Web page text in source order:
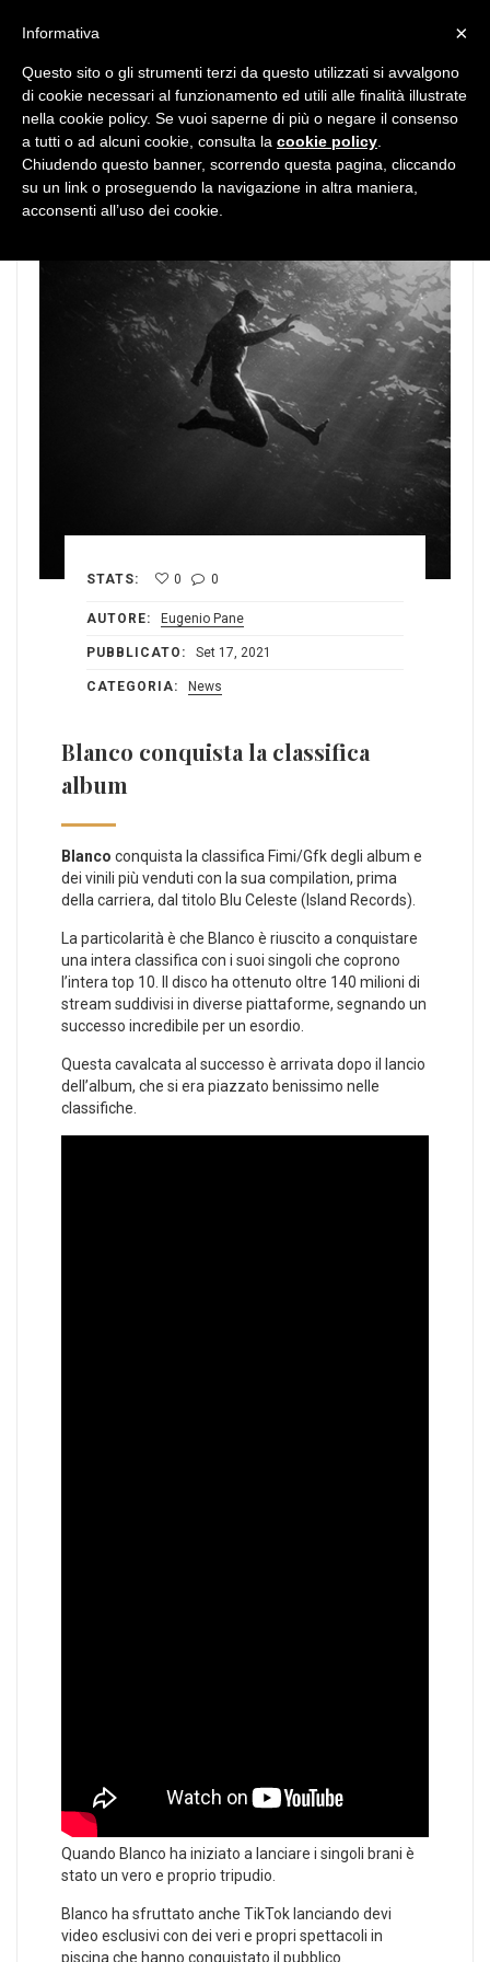
STATS: 0 0
AUTORE: Eugenio Pane
PUBBLICATO: Set 17, 2021
CATEGORIA: News
Blanco conquista la classifica
album
Blanco conquista la classifica Fimi/Gfk degli album e
dei vinili più venduti con la sua compilation, prima
della carriera, dal titolo Blu Celeste (Island Records).
La particolarità è che Blanco è riuscito a conquistare
una intera classifica con i suoi singoli che coprono
l’intera top 10. Il disco ha ottenuto oltre 140 milioni di
stream suddivisi in diverse piattaforme, segnando un
successo incredibile per un esordio.
Questa cavalcata al successo è arrivata dopo il lancio
dell’album, che si era piazzato benissimo nelle
classifiche.
Quando Blanco ha iniziato a lanciare i singoli brani è
stato un vero e proprio tripudio.
Blanco ha sfruttato anche TikTok lanciando devi
video esclusivi con dei veri e propri spettacoli in
piscina che hanno conquistato il pubblico.
×
Informativa
Questo sito o gli strumenti terzi da questo utilizzati si avvalgono
di cookie necessari al funzionamento ed utili alle finalità illustrate
nella cookie policy. Se vuoi saperne di più o negare il consenso
a tutti o ad alcuni cookie, consulta la cookie policy
Chiudendo questo banner, scorrendo questa pagina, cliccando
su un link o proseguendo la navigazione in altra maniera,
acconsenti all’uso dei cookie.